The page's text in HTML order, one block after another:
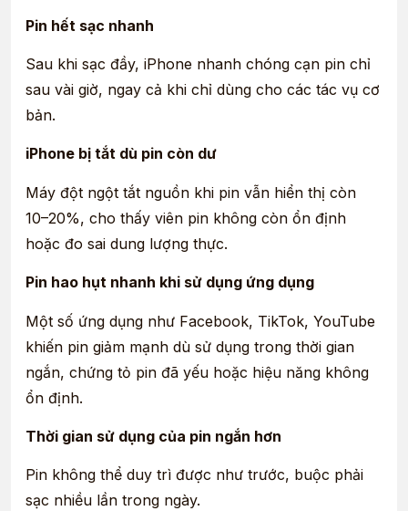
Pin hết sạc nhanh
Sau khi sạc đầy, iPhone nhanh chóng cạn pin chỉ
sau vài giờ, ngay cả khi chỉ dùng cho các tác vụ cơ
bản.
iPhone bị tắt dù pin còn dư
Máy đột ngột tắt nguồn khi pin vẫn hiển thị còn
10–20%, cho thấy viên pin không còn ổn định
hoặc đo sai dung lượng thực.
Pin hao hụt nhanh khi sử dụng ứng dụng
Một số ứng dụng như Facebook, TikTok, YouTube
khiến pin giảm mạnh dù sử dụng trong thời gian
ngắn, chứng tỏ pin đã yếu hoặc hiệu năng không
ổn định.
Thời gian sử dụng của pin ngắn hơn
Pin không thể duy trì được như trước, buộc phải
sạc nhiều lần trong ngày.